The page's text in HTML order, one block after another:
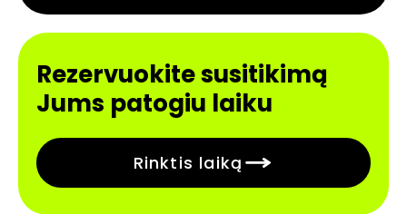
Rezervuokite susitikimą
Jums patogiu laiku
Rinktis laiką